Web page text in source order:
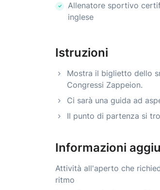
Allenatore sportivo
inglese
Istruzioni
Mostra il biglietto dello
Congressi Zappeion.
Ci sarà una guida ad
Il punto di partenza si
Informazioni
Attività all'aperto che
ritmo